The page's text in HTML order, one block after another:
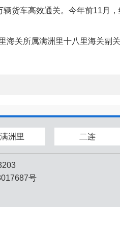
货车高效通关。今年前11月
海关所属满洲里十八里海关副
满洲里 二连
号